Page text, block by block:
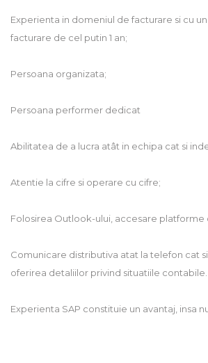
Experienta in domeniul de facturare si cu
facturare de cel putin 1 an;
Persoana organizata;
Persoana performer dedicat
Abilitatea de a lucra atât in echipa cat si
Atentie la cifre si operare cu cifre;
Folosirea Outlook-ului, accesare platforme
Comunicare distributiva atat la telefon cat
oferirea detaliilor privind situatiile contabile.
Experienta SAP constituie un avantaj, insa